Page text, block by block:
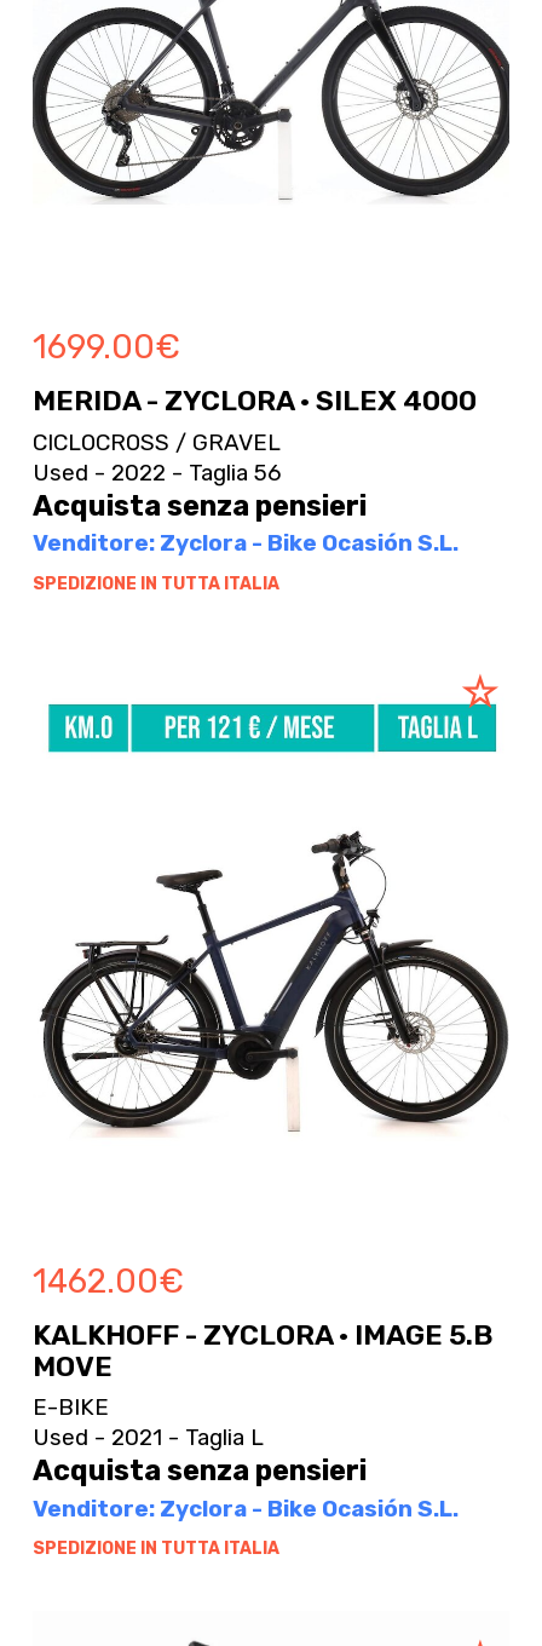
1699.00€
MERIDA - ZYCLORA · SILEX 4000
CICLOCROSS / GRAVEL
Used - 2022 - Taglia 56
Acquista senza pensieri
Venditore: Zyclora - Bike Ocasión S.L.
SPEDIZIONE IN TUTTA ITALIA
1462.00€
KALKHOFF - ZYCLORA · IMAGE 5.B
MOVE
E-BIKE
Used - 2021 - Taglia L
Acquista senza pensieri
Venditore: Zyclora - Bike Ocasión S.L.
SPEDIZIONE IN TUTTA ITALIA